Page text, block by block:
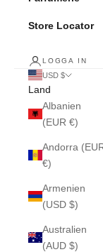
Store Locator
LOGGA IN
USD $
Land
Albanien
(EUR €)
Andorra
€)
Armenien
(USD $)
Australien
(AUD $)